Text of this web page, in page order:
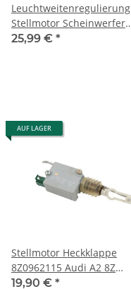
Leuchtweitenregulierung
Stellmotor Scheinwerfer
5Z0941295 VW Fox 5Z
25,99 € *
AUF LAGER
Stellmotor Heckklappe
8Z0962115 Audi A2 8Z
Schloß Kofferraum
19,90 € *